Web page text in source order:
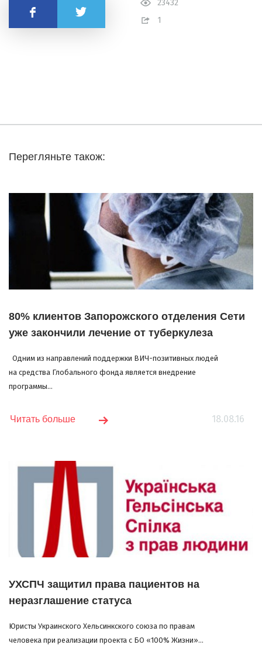
23432
1
Поделиться
Перегляньте також:
80% клиентов Запорожского отделения Сети
уже закончили лечение от туберкулеза
Одним из направлений поддержки ВИЧ-позитивных людей
на средства Глобального фонда является внедрение
программы...
18.08.16
Читать больше
УХСПЧ защитил права пациентов на
неразглашение статуса
Юристы Украинского Хельсинкского союза по правам
человека при реализации проекта с БО «100% Жизни»...